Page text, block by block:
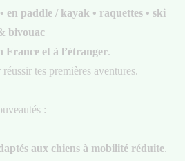
en paddle / kayak • raquettes • ski
bivouac
France et à l’étranger.
réussir tes premières aventures.
:
aux chiens à mobilité réduite.